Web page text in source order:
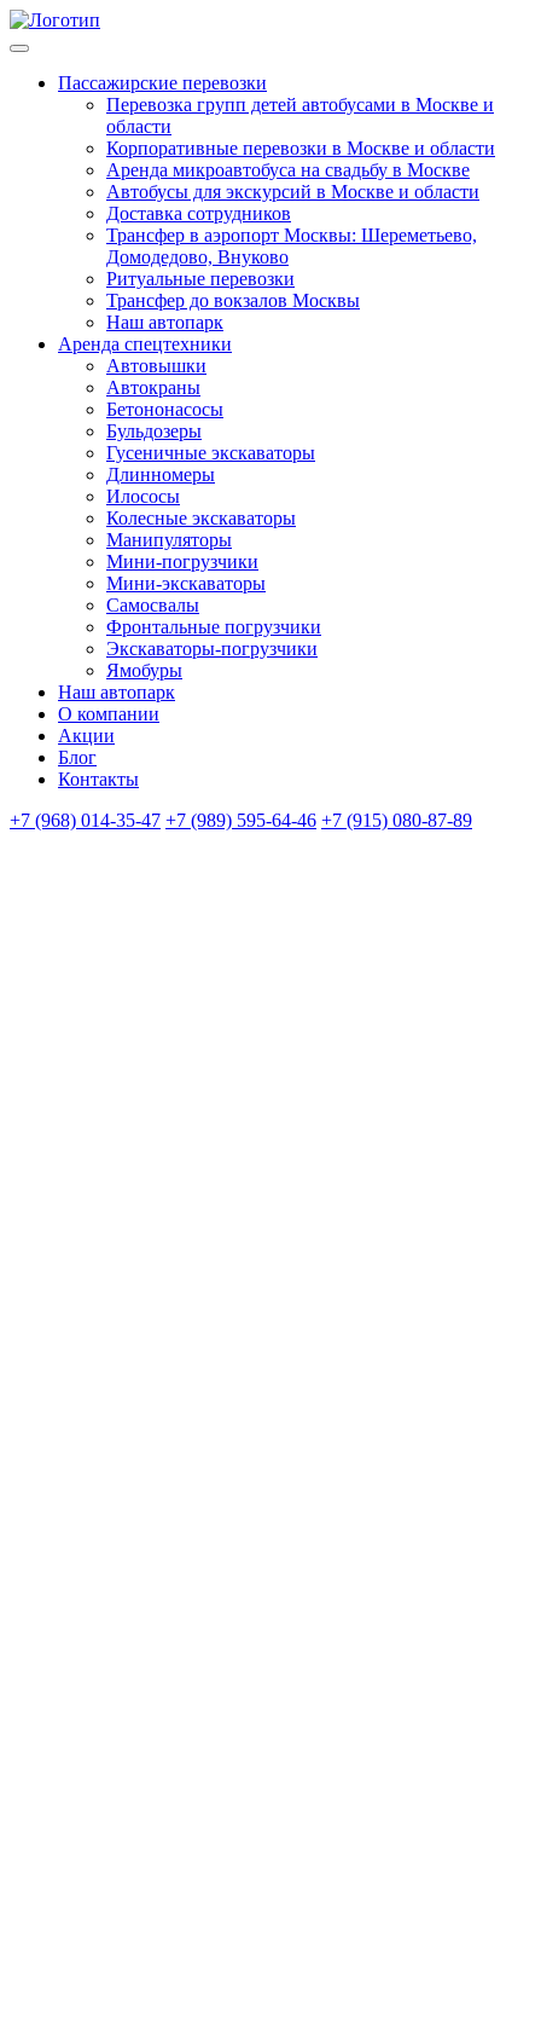
Пассажирские перевозки
Перевозка групп детей автобусами в Москве и
области
Корпоративные перевозки в Москве и области
Аренда микроавтобуса на свадьбу в Москве
Автобусы для экскурсий в Москве и области
Доставка сотрудников
Трансфер в аэропорт Москвы: Шереметьево,
Домодедово, Внуково
Ритуальные перевозки
Трансфер до вокзалов Москвы
Наш автопарк
Аренда спецтехники
Автовышки
Автокраны
Бетононасосы
Бульдозеры
Гусеничные экскаваторы
Длинномеры
Илососы
Колесные экскаваторы
Манипуляторы
Мини-погрузчики
Мини-экскаваторы
Самосвалы
Фронтальные погрузчики
Экскаваторы-погрузчики
Ямобуры
Наш автопарк
О компании
Акции
Блог
Контакты
+7 (968) 014-35-47 +7 (989) 595-64-46 +7 (915) 080-87-89